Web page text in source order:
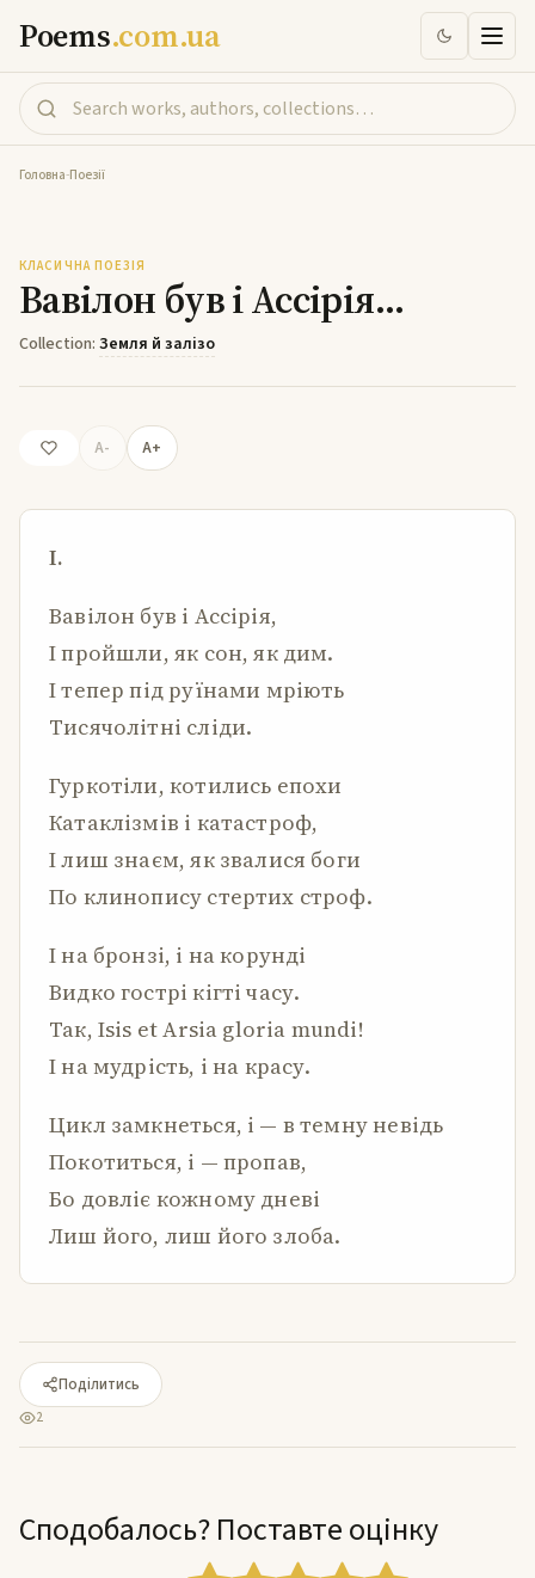
Poems.com.ua
Головна-Поезії
КЛАСИЧНА ПОЕЗІЯ
Вавілон був і Ассірія…
Collection: Земля й залізо
A- A+
I.
Вавілон був і Ассірія,
І пройшли, як сон, як дим.
І тепер під руїнами мріють
Тисячолітні сліди.
Гуркотіли, котились епохи
Катаклізмів і катастроф,
І лиш знаєм, як звалися боги
По клинопису стертих строф.
І на бронзі, і на корунді
Видко гострі кігті часу.
Так, Isis et Arsia gloria mundi!
І на мудрість, і на красу.
Цикл замкнеться, і — в темну невідь
Покотиться, і — пропав,
Бо довліє кожному дневі
Лиш його, лиш його злоба.
Поділитись
2
Сподобалось? Поставте оцінку